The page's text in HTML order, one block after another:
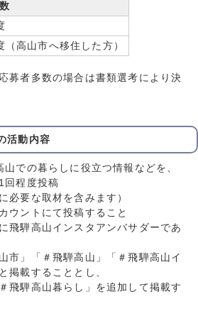
（高山市へ移住した方）
募者多数の場合は書類選考により決
活動内容
山での暮らしに役立つ情報などを、
回程度投稿
要な取材を含みます）
ントにて投稿すること
騨高山インスタアンバサダーであ
」「＃飛騨高山」「＃飛騨高山イ
掲載することとし、
高山暮らし」を追加して掲載す